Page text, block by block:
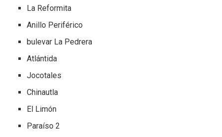
La Reformita
Anillo Periférico
bulevar La Pedrera
Atlántida
Jocotales
Chinautla
El Limón
Paraíso 2